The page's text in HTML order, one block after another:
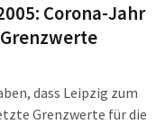
Corona-Jahr
dass Leipzig zum
Grenzwerte für die